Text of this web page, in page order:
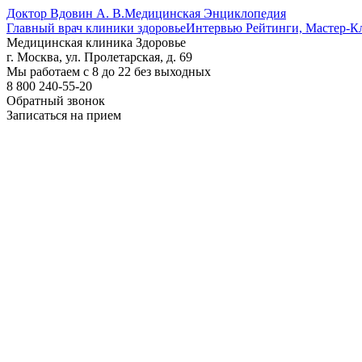
Доктор Вдовин А. В.Медицинская Энциклопедия
Главный врач клиники здоровьеИнтервью Рейтинги, Мастер-
Медицинская клиника Здоровье
г. Москва, ул. Пролетарская, д. 69
Мы работаем с 8 до 22 без выходных
8 800 240-55-20
Обратный звонок
Записаться на прием